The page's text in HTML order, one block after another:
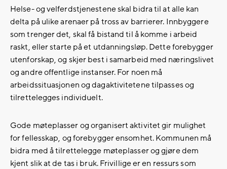
Helse- og velferdstjenestene skal bidra til at alle kan
delta på ulike arenaer på tross av barrierer. Innbyggere
som trenger det, skal få bistand til å komme i arbeid
raskt, eller starte på et utdanningsløp. Dette forebygger
utenforskap, og skjer best i samarbeid med næringslivet
og andre offentlige instanser. For noen må
arbeidssituasjonen og dagaktivitetene tilpasses og
tilrettelegges individuelt.
Gode møteplasser og organisert aktivitet gir mulighet
for fellesskap, og forebygger ensomhet. Kommunen må
bidra med å tilrettelegge møteplasser og gjøre dem
kjent slik at de tas i bruk. Frivillige er en ressurs som